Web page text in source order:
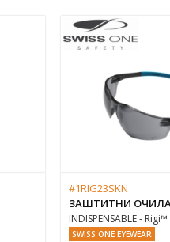
#1RIG23SKN
ЗАШТИТНИ
INDISPENSABLE - Rigi™
SWISS ONE EYEWEAR